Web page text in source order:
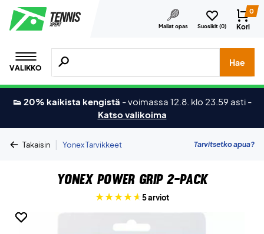
Mailat opas Suosikit (0)
0
Kori
VALIKKO
Hae tuotteita, merkkejä jne.
Hae
👟 20% kaikista kengistä -voimassa 12.8. klo 23.59 asti -
Katso valikoima
Takaisin | Yonex Tarvikkeet Tarvitsetko apua?
Yonex Power Grip 2-pack
5 arviot